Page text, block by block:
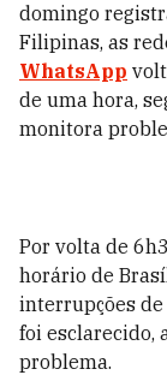
domingo
Filipinas, as
WhatsApp
de uma hora,
monitora
Por volta de
horário de
interrupções
foi esclarecido,
problema.